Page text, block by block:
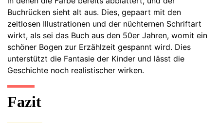
Buchrücken sieht alt aus. Dies, gepaart mit den
zeitlosen Illustrationen und der nüchternen Schriftart
wirkt, als sei das Buch aus den 50er Jahren, womit ein
schöner Bogen zur Erzählzeit gespannt wird. Dies
unterstützt die Fantasie der Kinder und lässt die
Geschichte noch realistischer wirken.
Fazit